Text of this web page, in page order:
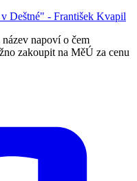
napoví o čem
zakoupit na MěÚ za cenu